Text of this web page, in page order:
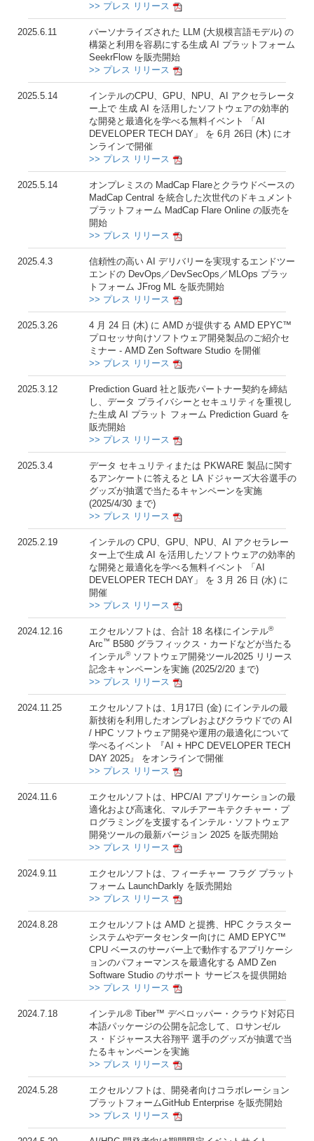
>> プレス リリース
2025.6.11
パーソナライズされた LLM (大規模言語モデル) の
構築と利用を容易にする生成 AI プラットフォーム
SeekrFlow を販売開始
>> プレス リリース
2025.5.14
インテルのCPU、GPU、NPU、AI アクセラレータ
ー上で 生成 AI を活用したソフトウェアの効率的
な開発と最適化を学べる無料イベント 「AI
DEVELOPER TECH DAY」 を 6月 26日 (木) にオ
ンラインで開催
>> プレス リリース
2025.5.14
オンプレミスの MadCap Flareとクラウドベースの
MadCap Central を統合した次世代のドキュメント
プラットフォーム MadCap Flare Online の販売を
開始
>> プレス リリース
2025.4.3
信頼性の高い AI デリバリーを実現するエンドツー
エンドの DevOps／DevSecOps／MLOps プラッ
トフォーム JFrog ML を販売開始
>> プレス リリース
2025.3.26
4 月 24 日 (木) に AMD が提供する AMD EPYC™
プロセッサ向けソフトウェア開発製品のご紹介セ
ミナー - AMD Zen Software Studio を開催
>> プレス リリース
2025.3.12
Prediction Guard 社と販売パートナー契約を締結
し、データ プライバシーとセキュリティを重視し
た生成 AI プラット フォーム Prediction Guard を
販売開始
>> プレス リリース
2025.3.4
データ セキュリティまたは PKWARE 製品に関す
るアンケートに答えると LA ドジャーズ大谷選手の
グッズが抽選で当たるキャンペーンを実施
(2025/4/30 まで)
>> プレス リリース
2025.2.19
インテルの CPU、GPU、NPU、AI アクセラレー
ター上で生成 AI を活用したソフトウェアの効率的
な開発と最適化を学べる無料イベント 「AI
DEVELOPER TECH DAY」 を 3 月 26 日 (水) に
開催
>> プレス リリース
2024.12.16 エクセルソフトは、合計 18 名様にインテル®
Arc™
B580 グラフィックス・カードなどが当たる
インテル®ソフトウェア開発ツール2025 リリース
記念キャンペーンを実施 (2025/2/20 まで)
>> プレス リリース
2024.11.25
エクセルソフトは、1月17日 (金) にインテルの最
新技術を利用したオンプレおよびクラウドでの AI
/ HPC ソフトウェア開発や運用の最適化について
学べるイベント 『AI + HPC DEVELOPER TECH
DAY 2025』 をオンラインで開催
>> プレス リリース
2024.11.6
エクセルソフトは、HPC/AI アプリケーションの最
適化および高速化、マルチアーキテクチャー・プ
ログラミングを支援するインテル・ソフトウェア
開発ツールの最新バージョン 2025 を販売開始
>> プレス リリース
2024.9.11
エクセルソフトは、フィーチャー フラグ プラット
フォーム LaunchDarkly を販売開始
>> プレス リリース
2024.8.28
エクセルソフトは AMD と提携、HPC クラスター
システムやデータセンター向けに AMD EPYC™
CPU ベースのサーバー上で動作するアプリケーシ
ョンのパフォーマンスを最適化する AMD Zen
Software Studio のサポート サービスを提供開始
>> プレス リリース
2024.7.18
インテル® Tiber™ デベロッパー・クラウド対応日
本語パッケージの公開を記念して、ロサンゼル
ス・ドジャース大谷翔平 選手のグッズが抽選で当
たるキャンペーンを実施
>> プレス リリース
2024.5.28
エクセルソフトは、開発者向けコラボレーション
プラットフォームGitHub Enterprise を販売開始
>> プレス リリース